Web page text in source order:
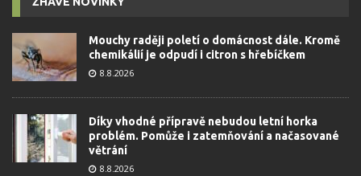
Mouchy raději poletí o domácnost dále. Kromě
chemikálií je odpudí i citron s hřebíčkem
8.8.2026
Díky vhodné přípravě nebudou letní horka
problém. Pomůže i zatemňování a načasované
větrání
8.8.2026